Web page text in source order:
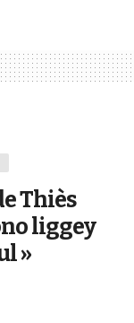
Thiès
liggey
»